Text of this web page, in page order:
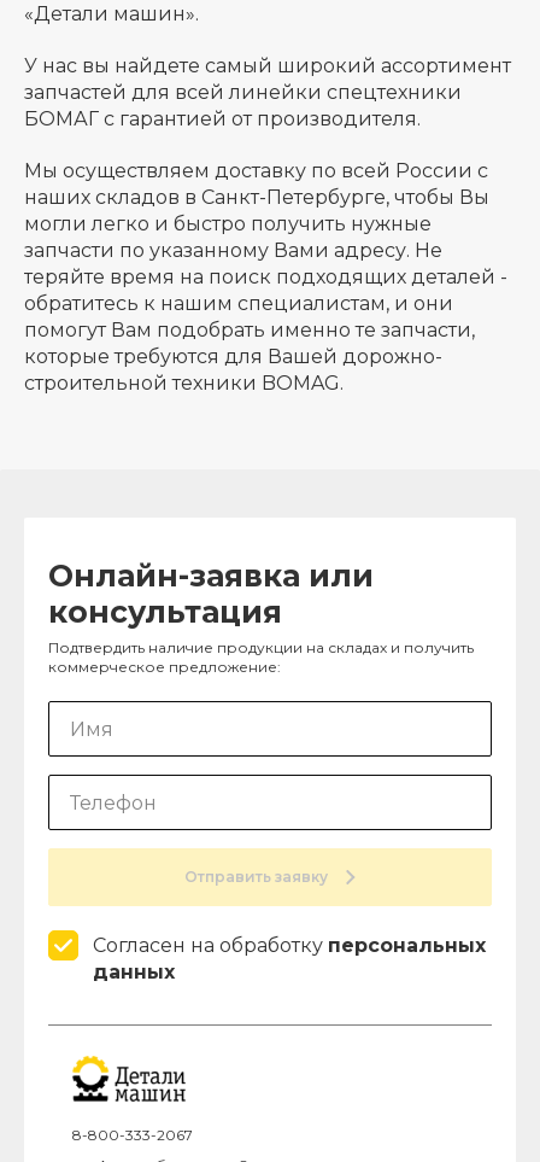
«Детали машин».
У нас вы найдете самый широкий ассортимент
запчастей для всей линейки спецтехники
БОМАГ с гарантией от производителя.
Мы осуществляем доставку по всей России с
наших складов в Санкт-Петербурге, чтобы Вы
могли легко и быстро получить нужные
запчасти по указанному Вами адресу. Не
теряйте время на поиск подходящих деталей -
обратитесь к нашим специалистам, и они
помогут Вам подобрать именно те запчасти,
которые требуются для Вашей дорожно-
строительной техники BOMAG.
Онлайн-заявка или
консультация
Подтвердить наличие продукции на складах и получить
коммерческое предложение:
Отправить заявку
Согласен на обработку персональных
данных
8-800-333-2067